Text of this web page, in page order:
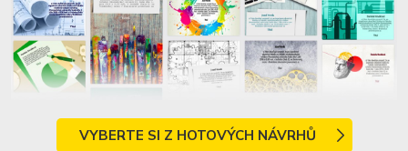
VYBERTE SI Z HOTOVÝCH NÁVRHŮ